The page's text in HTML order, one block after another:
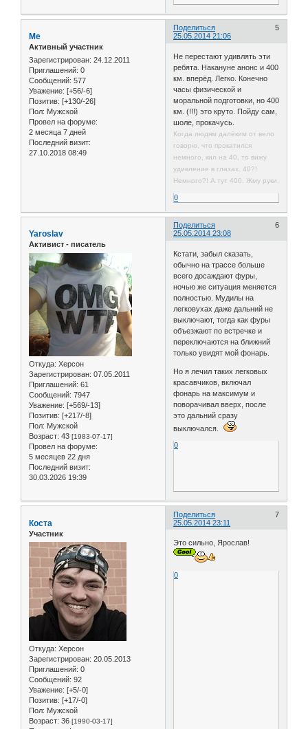
Поделиться
5
25.05.2014 21:06
Me
Активный участник
Зарегистрирован: 24.12.2011
Приглашений: 0
Сообщений: 577
Уважение: [+56/-6]
Позитив: [+130/-26]
Пол: Мужской
Провел на форуме:
2 месяца 7 дней
Последний визит:
27.10.2018 08:49
Не перестают удивлять эти
ребята. Накануне анонс и 400
км. вперёд. Легко. Конечно
часы физической и
моральной подготовки, но 400
км. (!!!) это круто. Пойду сам,
шоле, прокачусь.
Когда людям далёким от вело
говорю, что прокатился
немного, кил на 40, то вижу
удивление в глазах. 40?!
Немного?! А тут 400. Жму руки.
0
Поделиться
6
25.05.2014 23:08
Yaroslav
Активист - писатель
Откуда: Херсон
Зарегистрирован: 07.05.2011
Приглашений: 61
Сообщений: 7947
Уважение: [+569/-13]
Позитив: [+217/-8]
Пол: Мужской
Возраст: 43 [1983-07-17]
Провел на форуме:
5 месяцев 22 дня
Последний визит:
30.03.2026 19:39
Кстати, забыл сказать,
обычно на трассе больше
всего досаждают фуры,
ночью же ситуация меняется
полностью. Мудилы на
легковухах даже дальний не
выключают, тогда как фуры
объезжают по встречке и
переключаются на ближний
только увидят мой фонарь.
Но я лечил таких легковых
красавчиков, включал
фонарь на максимум и
поворачивал вверх, после
это дальний сразу
выключался.
0
Поделиться
7
25.05.2014 23:11
Коста
Участник
Откуда: Херсон
Зарегистрирован: 20.05.2013
Приглашений: 0
Сообщений: 92
Уважение: [+5/-0]
Позитив: [+17/-0]
Пол: Мужской
Возраст: 36 [1990-03-17]
Это сильно, Ярослав!
0